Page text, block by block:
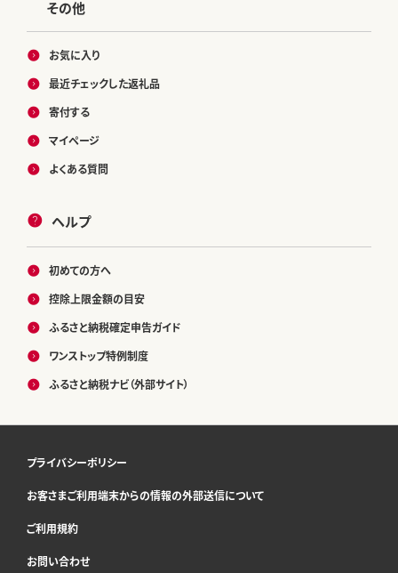
その他
お気に入り
最近チェックした返礼品
寄付する
マイページ
よくある質問
ヘルプ
初めての方へ
控除上限金額の目安
ふるさと納税確定申告ガイド
ワンストップ特例制度
ふるさと納税ナビ（外部サイト）
プライバシーポリシー
お客さまご利用端末からの情報の外部送信について
ご利用規約
お問い合わせ